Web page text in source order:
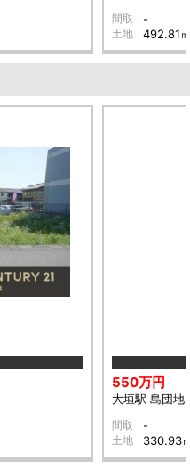
間取 -
土地 492.81
550万円
大垣駅 島団地
間取 -
土地 330.93